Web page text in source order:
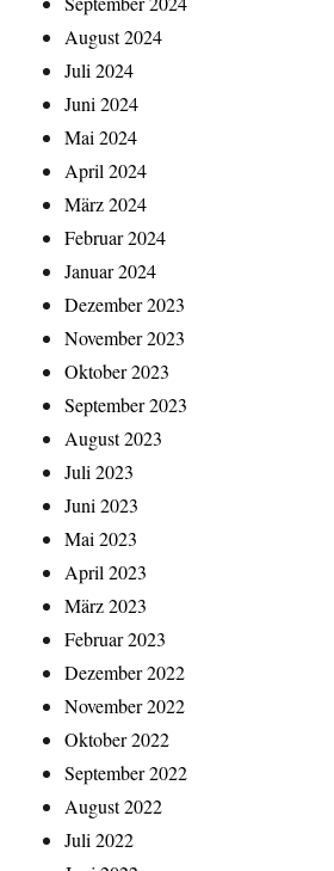
August 2024
Juli 2024
Juni 2024
Mai 2024
April 2024
März 2024
Februar 2024
Januar 2024
Dezember 2023
November 2023
Oktober 2023
September 2023
August 2023
Juli 2023
Juni 2023
Mai 2023
April 2023
März 2023
Februar 2023
Dezember 2022
November 2022
Oktober 2022
September 2022
August 2022
Juli 2022